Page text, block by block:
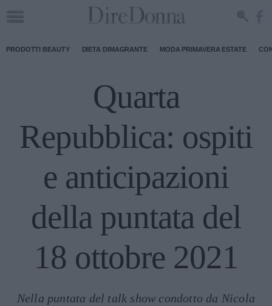
PRODOTTI BEAUTY DIETA DIMAGRANTE MODA PRIMAVERA ESTATE
Quarta
Repubblica: ospiti
e anticipazioni
della puntata del
18 ottobre 2021
Nella puntata del talk show condotto da Nicola